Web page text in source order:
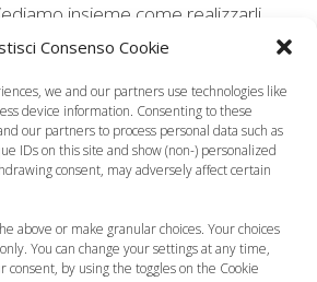
Consenso Cookie
we and our partners use technologies like
device information. Consenting to these
our partners to process personal data such as
IDs on this site and show (non-) personalized
consent, may adversely affect certain
above or make granular choices. Your choices
You can change your settings at any time,
by using the toggles on the Cookie
insieme come realizzarli.
ecc.